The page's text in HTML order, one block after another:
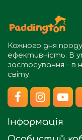
Кожного дня
ефективність. В
застосування – в
світу.
Інформація